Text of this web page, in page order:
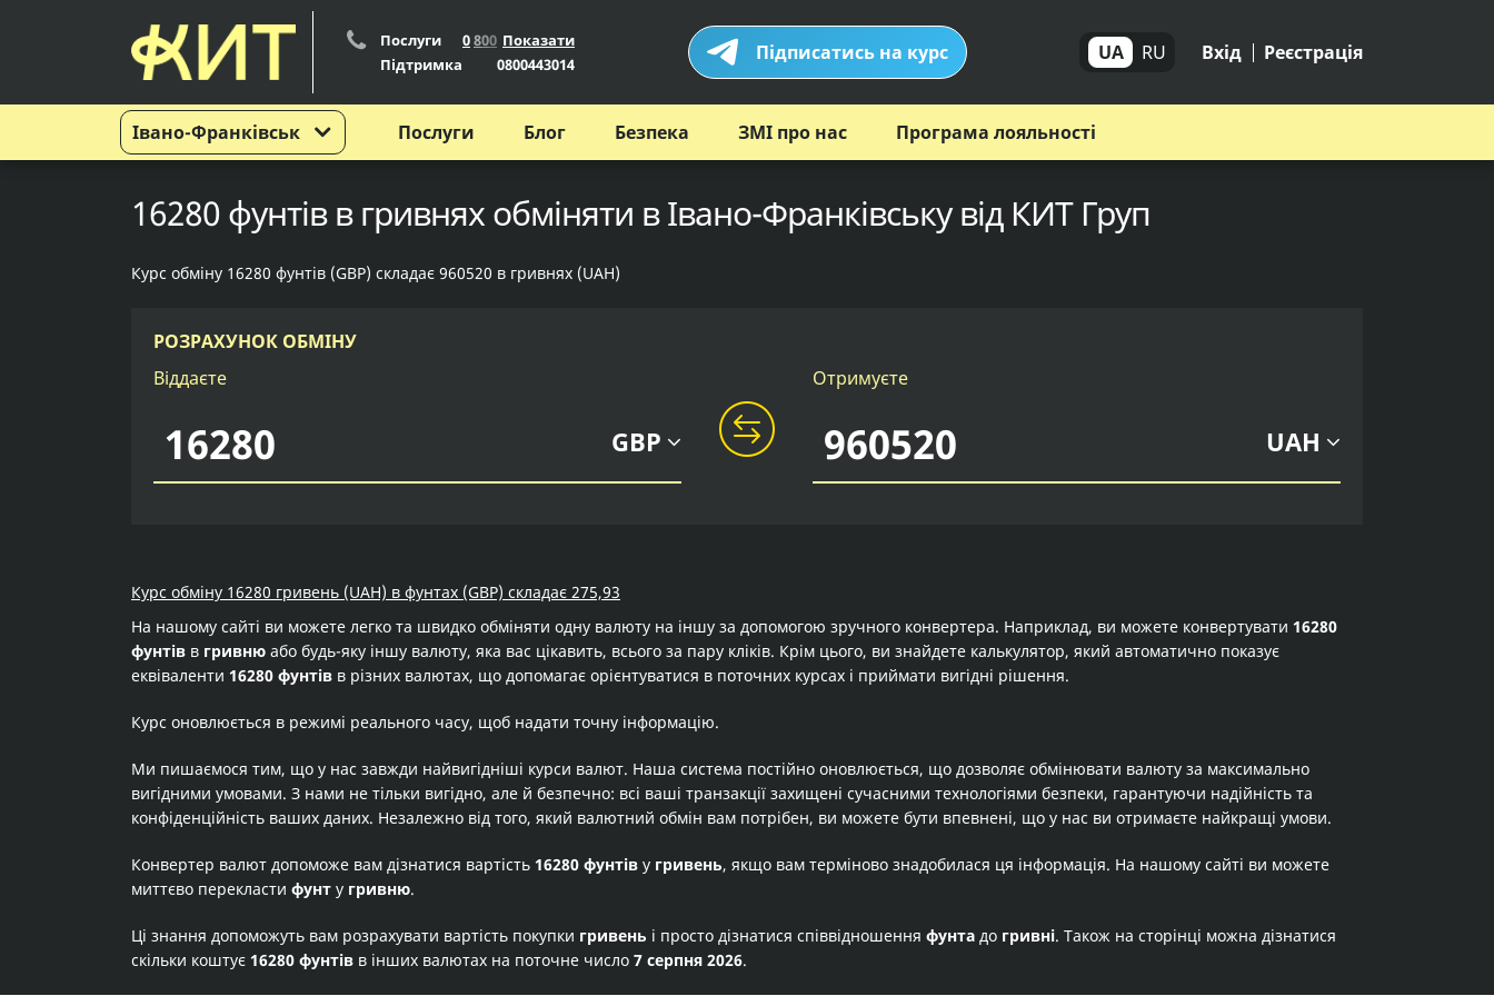
Івано-Франківськ
Послуги 0800 Показати
Підтримка
0800443014 Підписатись на курс UA RU Вхід Реєстрація
Послуги Блог Безпека ЗМІ про нас Програма лояльності
16280 фунтів в гривнях обміняти в Івано-Франківську від КИТ Груп
Курс обміну 16280 фунтів (GBP) складає 960520 в гривнях (UAH)
РОЗРАХУНОК ОБМІНУ
Віддаєте
GBP
Отримуєте
UAH
Курс обміну 16280 гривень (UAH) в фунтах (GBP) складає 275,93
На нашому сайті ви можете легко та швидко обміняти одну валюту на іншу за допомогою зручного конвертера. Наприклад, ви можете конвертувати 16280
фунтів в гривню або будь-яку іншу валюту, яка вас цікавить, всього за пару кліків. Крім цього, ви знайдете калькулятор, який автоматично показує
еквіваленти 16280 фунтів в різних валютах, що допомагає орієнтуватися в поточних курсах і приймати вигідні рішення.
Курс оновлюється в режимі реального часу, щоб надати точну інформацію.
Ми пишаємося тим, що у нас завжди найвигідніші курси валют. Наша система постійно оновлюється, що дозволяє обмінювати валюту за максимально
вигідними умовами. З нами не тільки вигідно, але й безпечно: всі ваші транзакції захищені сучасними технологіями безпеки, гарантуючи надійність та
конфіденційність ваших даних. Незалежно від того, який валютний обмін вам потрібен, ви можете бути впевнені, що у нас ви отримаєте найкращі умови.
Конвертер валют допоможе вам дізнатися вартість 16280 фунтів у гривень, якщо вам терміново знадобилася ця інформація. На нашому сайті ви можете
миттєво перекласти фунт у гривню.
Ці знання допоможуть вам розрахувати вартість покупки гривень і просто дізнатися співвідношення фунта до гривні. Також на сторінці можна дізнатися
скільки коштує 16280 фунтів в інших валютах на поточне число 7 серпня 2026.